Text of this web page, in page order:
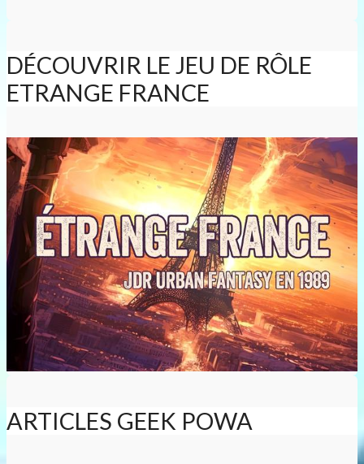
DÉCOUVRIR LE JEU DE RÔLE
ETRANGE FRANCE
ARTICLES GEEK POWA